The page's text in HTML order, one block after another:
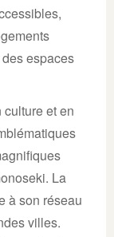
espaces
et en
La
à son réseau
villes.